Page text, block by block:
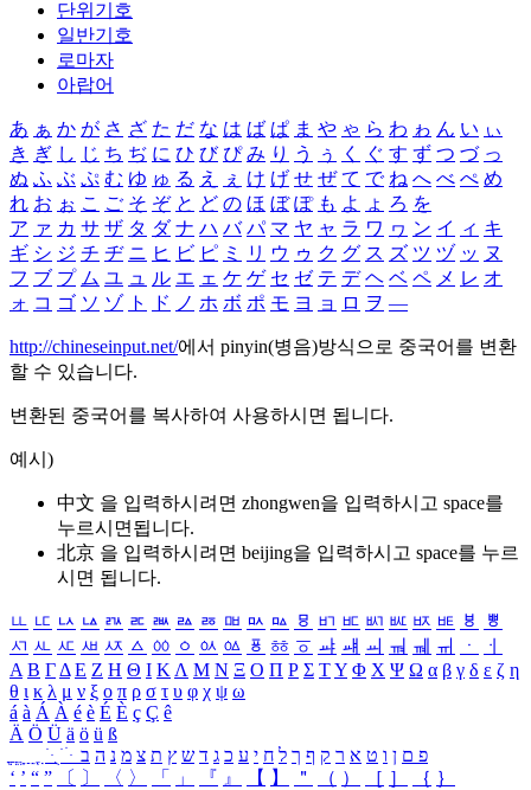
단위기호
일반기호
로마자
아랍어
あ ぁ か が さ ざ た だ な は ば ぱ ま や ゃ ら わ ゎ ん い ぃ
き ぎ し じ ち ぢ に ひ び ぴ み り う ぅ く ぐ す ず つ づ っ
ぬ ふ ぶ ぷ む ゆ ゅ る え ぇ け げ せ ぜ て で ね へ べ ぺ め
れ お ぉ こ ご そ ぞ と ど の ほ ぼ ぽ も よ ょ ろ を
ア ァ カ サ ザ タ ダ ナ ハ バ パ マ ヤ ャ ラ ワ ヮ ン イ ィ キ
ギ シ ジ チ ヂ ニ ヒ ビ ピ ミ リ ウ ゥ ク グ ス ズ ツ ヅ ッ ヌ
フ ブ プ ム ユ ュ ル エ ェ ケ ゲ セ ゼ テ デ ヘ ベ ペ メ レ オ
ォ コ ゴ ソ ゾ ト ド ノ ホ ボ ポ モ ヨ ョ ロ ヲ ―
http://chineseinput.net/에서 pinyin(병음)방식으로 중국어를 변환
할 수 있습니다.
변환된 중국어를 복사하여 사용하시면 됩니다.
예시)
中文 을 입력하시려면 zhongwen을 입력하시고 space를
누르시면됩니다.
北京 을 입력하시려면 beijing을 입력하시고 space를 누르
시면 됩니다.
ㅥ ㅦ ㅧ ㅨ ㅩ ㅪ ㅫ ㅬ ㅭ ㅮ ㅯ ㅰ ㅱ ㅲ ㅳ ㅴ ㅵ ㅶ ㅷ ㅸ
ㅹ
ㅺ ㅻ ㅼ ㅽ ㅾ ㅿ ㆀ ㆁ ㆂ ㆃ ㆄ ㆅ ㆆ ㆇ ㆈ ㆉ ㆊ ㆋ ㆌ ㆍ
ㆎ
Α Β ΓΔ Ε Ζ Η Θ Ι ΚΛ Μ Ν Ξ Ο Π Ρ Σ ΤΥ Φ Χ Ψ Ω α β γ δ ε ζ η
θ ι κ λ μ ν ξ ο π ρ σ τ υ φ χ ψ ω
á à Á À é è É È ç Ç ê
Ä Ö Ü ä ö ü ß
ִֶֹ ֻּ ׁׂ פ ם ן ו ט א ר ק ף ך ל ח י ע כ ג ד ש ץ ת צ מ נ ה ב
‘ ’ “ ” 〔 〕 〈 〉 「 」 『 』 【 】 ＂ （ ） ［ ］ ｛ ｝